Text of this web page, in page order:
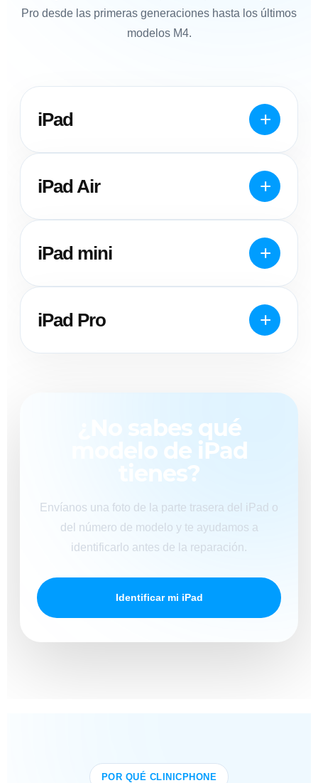
Pro desde las primeras generaciones hasta los últimos
modelos M4.
iPad
iPad Air
iPad mini
iPad Pro
¿No sabes qué
modelo de iPad
tienes?
Envíanos una foto de la parte trasera del iPad o
del número de modelo y te ayudamos a
identificarlo antes de la reparación.
Identificar mi iPad
POR QUÉ CLINICPHONE